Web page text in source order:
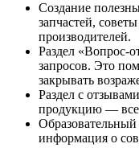
Создание
запчастей,
производителей.
Раздел «Вопрос-
запросов. Это
закрывать
Раздел с
продукцию — все
Образовательный
информация о